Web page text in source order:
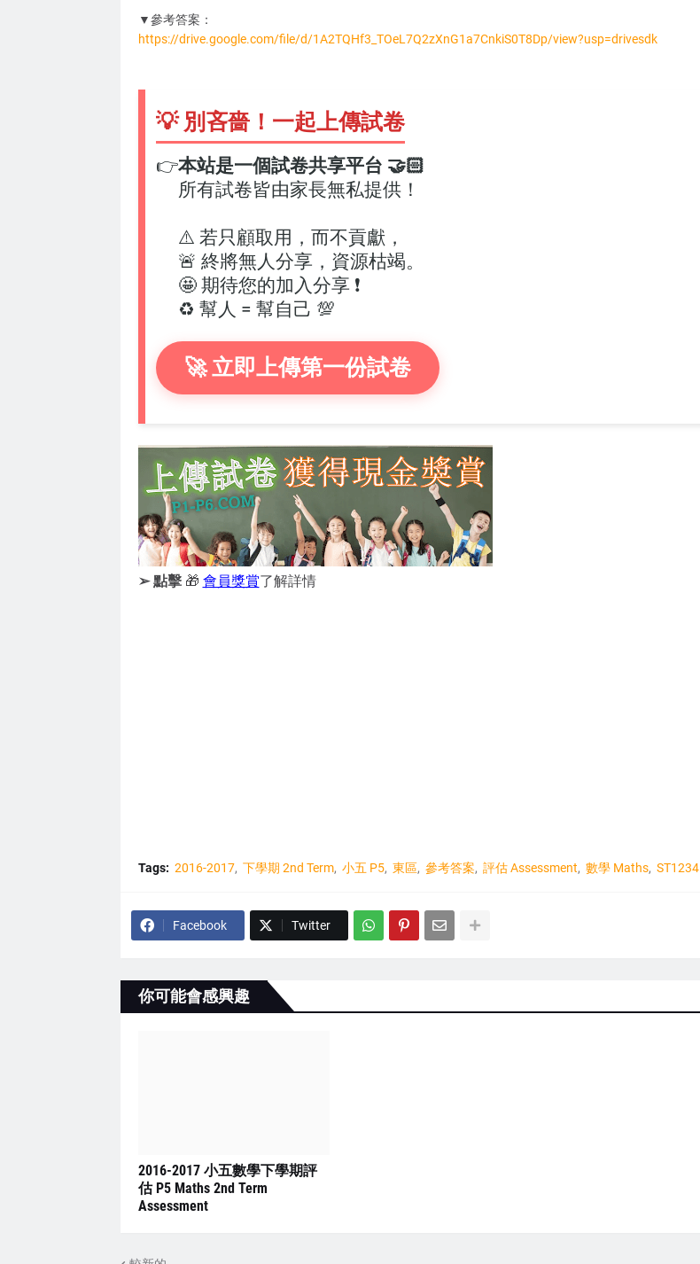
▼參考答案：
https://drive.google.com/file/d/1A2TQHf3_TOeL7Q2zXnG1a7CnkiS0T8Dp/view?usp=drivesdk
💡 別吝嗇！一起上傳試卷
本站是一個試卷共享平台 🤝🏻
👉
所有試卷皆由家長無私提供！
⚠️ 若只顧取用，而不貢獻，
🚨 終將無人分享，資源枯竭。
🤩 期待您的加入分享 ❗
♻️ 幫人 = 幫自己 💯
🚀 立即上傳第一份試卷
➢ 點擊 🎁 會員獎賞了解詳情
Tags: 2016-2017 下學期 2nd Term 小五 P5 東區 參考答案 評估 Assessment 數學 Maths ST1234
Facebook Twitter
你可能會感興趣
2016-2017 小五數學下學期評
估 P5 Maths 2nd Term
Assessment